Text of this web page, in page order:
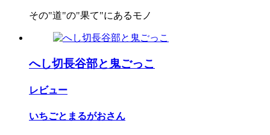
その"道"の"果て"にあるモノ
へし切長谷部と鬼ごっこ
レビュー
いちごとまるがおさん